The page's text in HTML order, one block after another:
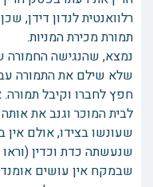
רלוואנטית לנדון דידן,
תמורת מכירת המניות.
נמצא, שהנגישה החמורה
שלא שילם את התמורה
חפץ לחברו וקיבל
לבית המוכר וגנב את
שעונשו בצידו, אולם
שנעשתה כדת וכדין
שבמקח אין עושים